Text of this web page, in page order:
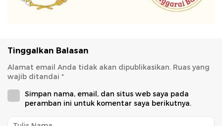
Tinggalkan Balasan
Alamat email Anda tidak akan dipublikasikan. Ruas yang
wajib ditandai *
Simpan nama, email, dan situs web saya pada
peramban ini untuk komentar saya berikutnya.